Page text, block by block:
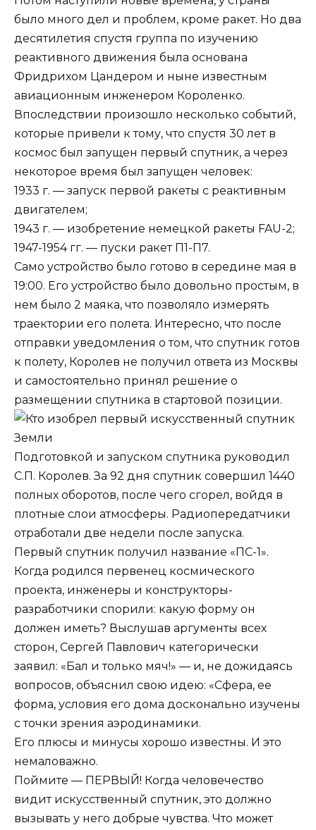
было много дел и проблем, кроме ракет. Но два
десятилетия спустя группа по изучению
реактивного движения была основана
Фридрихом Цандером и ныне известным
авиационным инженером Короленко.
Впоследствии произошло несколько событий,
которые привели к тому, что спустя 30 лет в
космос был запущен первый спутник, а через
некоторое время был запущен человек:
1933 г. — запуск первой ракеты с реактивным
двигателем;
1943 г. — изобретение немецкой ракеты FAU-2;
1947-1954 гг. — пуски ракет П1-П7.
Само устройство было готово в середине мая в
19:00. Его устройство было довольно простым, в
нем было 2 маяка, что позволяло измерять
траектории его полета. Интересно, что после
отправки уведомления о том, что спутник готов
к полету, Королев не получил ответа из Москвы
и самостоятельно принял решение о
размещении спутника в стартовой позиции.
Подготовкой и запуском спутника руководил
С.П. Королев. За 92 дня спутник совершил 1440
полных оборотов, после чего сгорел, войдя в
плотные слои атмосферы. Радиопередатчики
отработали две недели после запуска.
Первый спутник получил название «ПС-1».
Когда родился первенец космического
проекта, инженеры и конструкторы-
разработчики спорили: какую форму он
должен иметь? Выслушав аргументы всех
сторон, Сергей Павлович категорически
заявил: «Бал и только мяч!» — и, не дожидаясь
вопросов, объяснил свою идею: «Сфера, ее
форма, условия его дома досконально изучены
с точки зрения аэродинамики.
Его плюсы и минусы хорошо известны. И это
немаловажно.
Поймите — ПЕРВЫЙ! Когда человечество
видит искусственный спутник, это должно
вызывать у него добрые чувства. Что может